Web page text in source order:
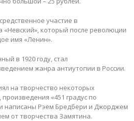
участие в
«Невский», который после революции
имя «Ленин».
в 1920 году, стал
жанра антиутопии в России.
на творчество некоторых
«451 градус по
написаны Рэем Бредбери и Джорджем
от творчества Замятина.